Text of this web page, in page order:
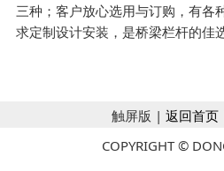
三种；客户放心选用与订购，有各
求定制设计安装，是桥梁栏杆的佳
触屏版 | 返回首页
COPYRIGHT ©